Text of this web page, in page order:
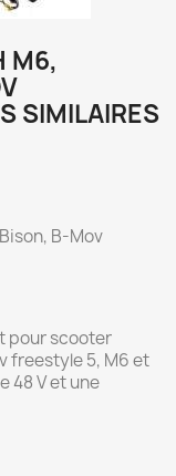
M6,
SIMILAIRES
B-Mov
pour scooter
freestyle 5, M6 et
48 V et une